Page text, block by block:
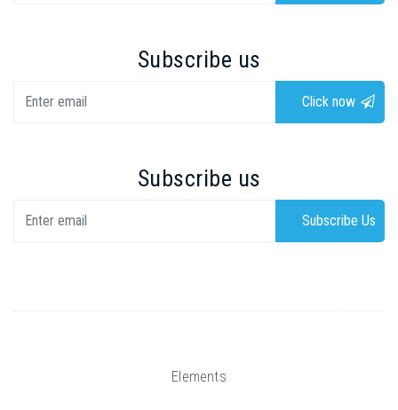
Subscribe us
Click now
Subscribe us
Subscribe Us
Elements